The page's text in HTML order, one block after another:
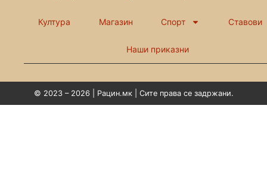
Култура Магазин Спорт Ставови
Наши приказни
© 2023 – 2026 | Рацин.мк | Сите права се задржани.